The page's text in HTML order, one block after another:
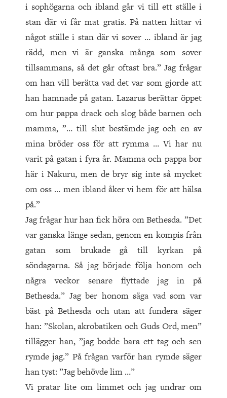
i sophögarna och ibland går vi till ett ställe i
stan där vi får mat gratis. På natten hittar vi
något ställe i stan där vi sover … ibland är jag
rädd, men vi är ganska många som sover
tillsammans, så det går oftast bra.” Jag frågar
om han vill berätta vad det var som gjorde att
han hamnade på gatan. Lazarus berättar öppet
om hur pappa drack och slog både barnen och
mamma, ”… till slut bestämde jag och en av
mina bröder oss för att rymma … Vi har nu
varit på gatan i fyra år. Mamma och pappa bor
här i Nakuru, men de bryr sig inte så mycket
om oss … men ibland åker vi hem för att hälsa
på.”
Jag frågar hur han fick höra om Bethesda. ”Det
var ganska länge sedan, genom en kompis från
gatan som brukade gå till kyrkan på
söndagarna. Så jag började följa honom och
några veckor senare flyttade jag in på
Bethesda.” Jag ber honom säga vad som var
bäst på Bethesda och utan att fundera säger
han: ”Skolan, akrobatiken och Guds Ord, men”
tillägger han, ”jag bodde bara ett tag och sen
rymde jag.” På frågan varför han rymde säger
han tyst: ”Jag behövde lim …”
Vi pratar lite om limmet och jag undrar om